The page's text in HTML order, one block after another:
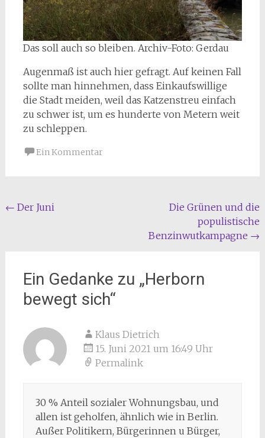
Das soll auch so bleiben. Archiv-Foto: Gerdau
Augenmaß ist auch hier gefragt. Auf keinen Fall
sollte man hinnehmen, dass Einkaufswillige
die Stadt meiden, weil das Katzenstreu einfach
zu schwer ist, um es hunderte von Metern weit
zu schleppen.
Ein Kommentar
Beitragsnavigation
← Der Juni
Die Grünen und die
populistische
Benzinwutkampagne →
Ein Gedanke zu „Herborn
bewegt sich“
Klaus Dietrich
15. Juni 2021 um 16:49 Uhr
Permalink
30 % Anteil sozialer Wohnungsbau, und
allen ist geholfen, ähnlich wie in Berlin.
Außer Politikern, Bürgerinnen u Bürger,